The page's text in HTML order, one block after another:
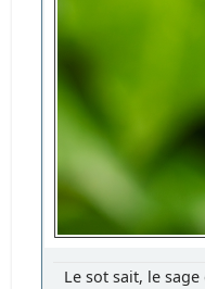
Le sot sait, le sage